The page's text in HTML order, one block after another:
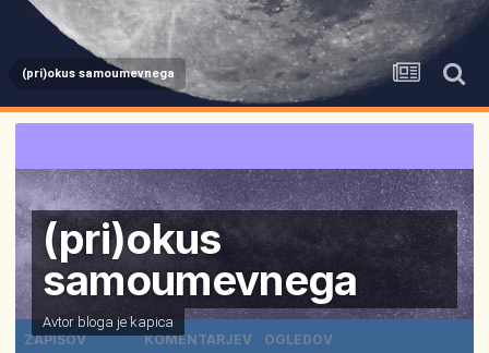
(pri)okus samoumevnega
(pri)okus
samoumevnega
Avtor bloga jekapica
ZAPISOV
KOMENTARJEV
OGLEDOV